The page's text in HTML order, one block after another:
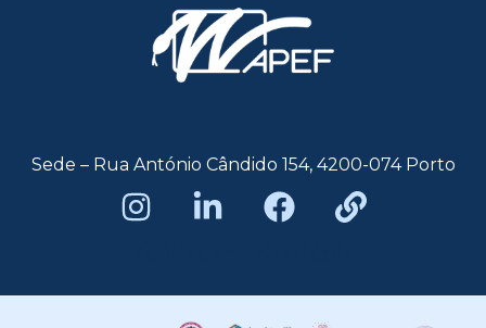
Sede – Rua António Cândido 154, 4200-074 Porto